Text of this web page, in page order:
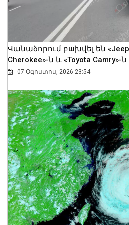
Վանաձորում բшխվել են «Jeep
Cherokee»-ն և «Toyota Camry»-ն
07 Օգոստոս, 2026 23:54